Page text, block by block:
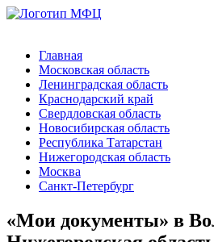
Главная
Московская область
Ленинградская область
Краснодарский край
Свердловская область
Новосибирская область
Республика Татарстан
Нижегородская область
Москва
Санкт-Петербург
«Мои документы» в